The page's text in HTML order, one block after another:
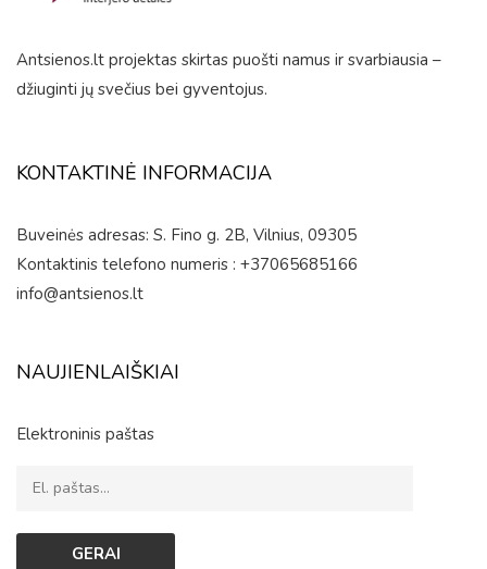
Antsienos.lt projektas skirtas puošti namus ir svarbiausia –
džiuginti jų svečius bei gyventojus.
KONTAKTINĖ INFORMACIJA
Buveinės adresas: S. Fino g. 2B, Vilnius, 09305
Kontaktinis telefono numeris : +37065685166
info@antsienos.lt
NAUJIENLAIŠKIAI
Elektroninis paštas